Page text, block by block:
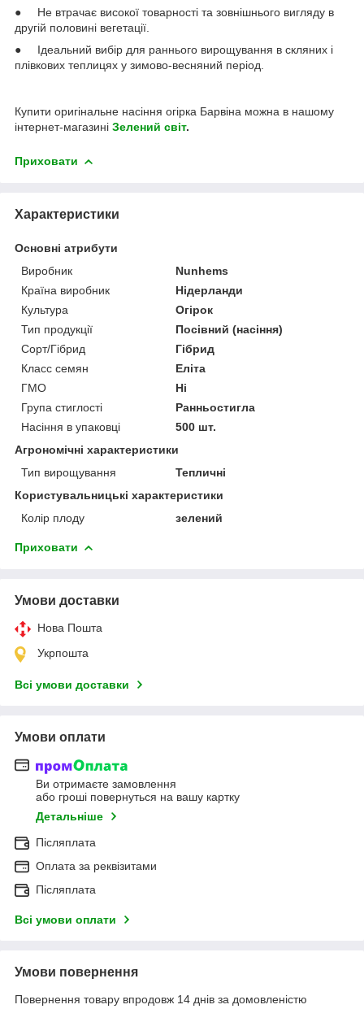
● Не втрачає високої товарності та зовнішнього вигляду в
другій половині вегетації.
● Ідеальний вибір для раннього вирощування в скляних і
плівкових теплицях у зимово-весняний період.
Купити оригінальне насіння огірка Барвіна можна в нашому
інтернет-магазині Зелений світ.
Приховати
Характеристики
Основні атрибути
Виробник
Nunhems
Країна виробник
Нідерланди
Культура
Огірок
Тип продукції
Посівний (насіння)
Сорт/Гібрид
Гібрид
Класс семян
Еліта
ГМО
Ні
Група стиглості
Ранньостигла
Насіння в упаковці
500 шт.
Агрономічні характеристики
Тип вирощування
Тепличні
Користувальницькі характеристики
Колір плоду
зелений
Приховати
Умови доставки
Нова Пошта
Укрпошта
Всі умови доставки
Умови оплати
Ви отримаєте замовлення
або гроші повернуться на вашу картку
Детальніше
Післяплата
Оплата за реквізитами
Післяплата
Всі умови оплати
Умови повернення
Повернення товару впродовж 14 днів за домовленістю